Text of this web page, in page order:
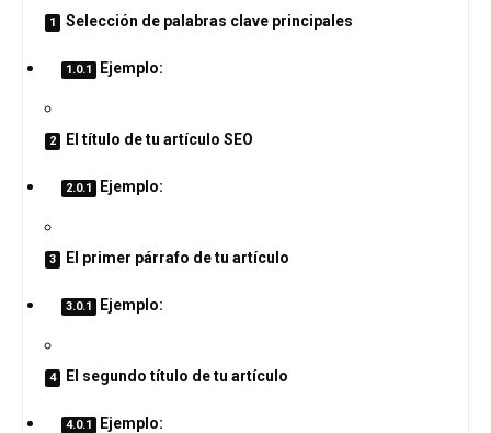
Selección de palabras clave principales
Ejemplo:
El título de tu artículo SEO
Ejemplo:
El primer párrafo de tu artículo
Ejemplo:
El segundo título de tu artículo
Ejemplo: